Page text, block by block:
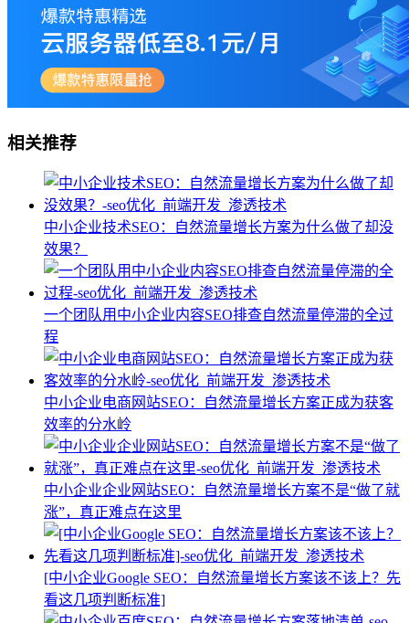
相关推荐
中小企业技术SEO：自然流量增长方案为什么做了却没
效果？
一个团队用中小企业内容SEO排查自然流量停滞的全过
程
中小企业电商网站SEO：自然流量增长方案正成为获客
效率的分水岭
中小企业企业网站SEO：自然流量增长方案不是“做了就
涨”，真正难点在这里
[中小企业Google SEO：自然流量增长方案该不该上？先
看这几项判断标准]